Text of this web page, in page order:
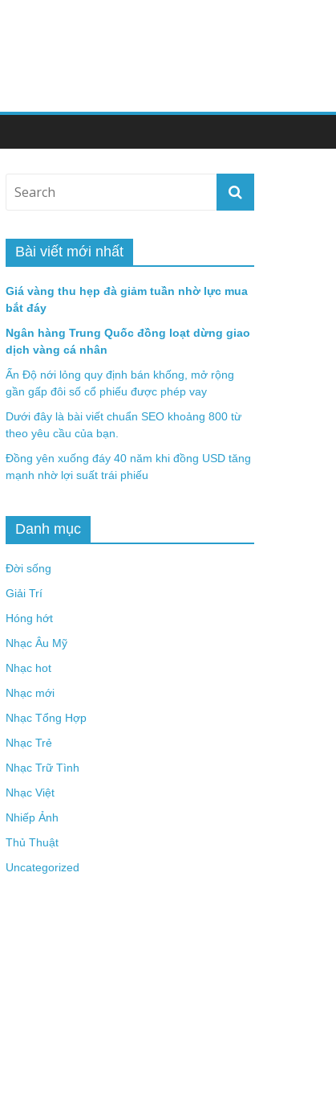
Bài viết mới nhất
Giá vàng thu hẹp đà giảm tuần nhờ lực mua
bắt đáy
Ngân hàng Trung Quốc đồng loạt dừng giao
dịch vàng cá nhân
Ấn Độ nới lỏng quy định bán khống, mở rộng
gần gấp đôi số cổ phiếu được phép vay
Dưới đây là bài viết chuẩn SEO khoảng 800 từ
theo yêu cầu của bạn.
Đồng yên xuống đáy 40 năm khi đồng USD tăng
mạnh nhờ lợi suất trái phiếu
Danh mục
Đời sống
Giải Trí
Hóng hớt
Nhạc Âu Mỹ
Nhạc hot
Nhạc mới
Nhạc Tổng Hợp
Nhạc Trẻ
Nhạc Trữ Tình
Nhạc Việt
Nhiếp Ảnh
Thủ Thuật
Uncategorized